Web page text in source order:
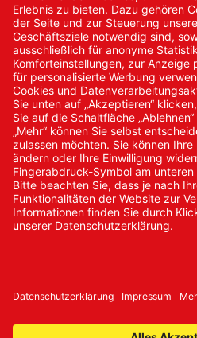
Kontakt
Kontakt/Anfrage
Neukundenanmeldung
Kennwort vergessen
Bestellungen
Sendung verfolgen
© 2024 Promed
* Alle Preise zzgl. gesetzlicher